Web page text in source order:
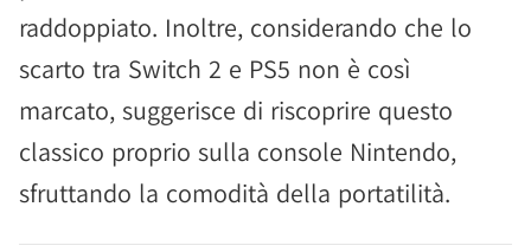
raddoppiato. Inoltre, considerando che lo
scarto tra Switch 2 e PS5 non è così
marcato, suggerisce di riscoprire questo
classico proprio sulla console Nintendo,
sfruttando la comodità della portatilità.